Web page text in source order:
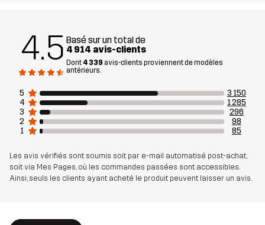
Élasthanne
Face arrière du
100% Polyester
Matériau 2 100% Polyamide
Membrane
Colonne d'eau : 20 000 mm
4.5 Basé sur un total de
4 914 avis-clients
Dont 4 339 avis-clients proviennent de modèles
antérieurs.
5
3 150
4
1 285
3
296
2
98
1
85
Les avis vérifiés sont soumis soit par e-mail automatisé post-achat,
soit via Mes Pages, où les commandes passées sont accessibles.
Ainsi, seuls les clients ayant acheté le produit peuvent laisser un avis.